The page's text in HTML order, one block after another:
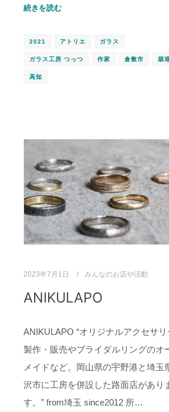
続きを読む
2021 アトリエ ガラス
ガラス工房 つっつ 作家 倉敷市 築
高知
2023年7月1日 みんなのお店や活動
ANIKULAPO
ANIKULAPO “オリジナルアクセサ
製作・販売やブライダルリングのオ
メイドなど。岡山県の宇野港と埼玉
沢市に工房を併設した路面店があり
す。” from埼玉 since2012 所…